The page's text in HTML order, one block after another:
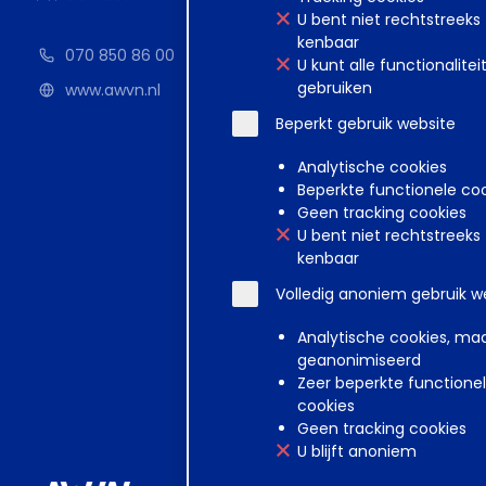
U bent niet rechtstreeks
kenbaar
U kunt alle
gebruiken
Beperkt gebruik website
Analytische cookies
Beperkte functionele
Geen tracking cookies
U bent niet rechtstreeks
kenbaar
Volledig anoniem gebruik
Analytische cookies,
geanonimiseerd
Zeer beperkte
cookies
Geen tracking cookies
U blijft anoniem
070 850 86 00
www.awvn.nl